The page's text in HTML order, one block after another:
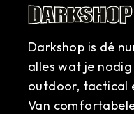
Darkshop is dé
alles wat je
outdoor, tactical
Van